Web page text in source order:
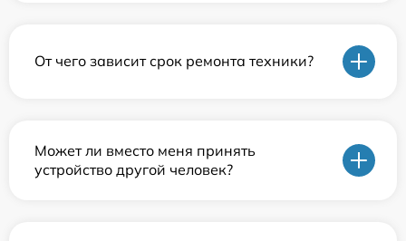
От чего зависит срок ремонта техники?
Может ли вместо меня принять
устройство другой человек?